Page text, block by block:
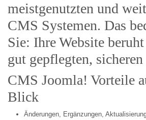
meistgenutzten und
CMS Systemen. Das
Sie: Ihre Website
gut gepflegten,
CMS Joomla! Vorteile
Blick
Änderungen, Ergänzungen,